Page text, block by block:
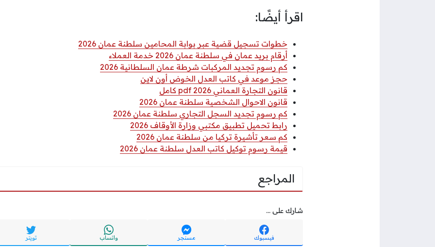
اقرأ أيضًا:
خطوات تسجيل قضية عبر بوابة المحامين سلطنة عمان 2026
أرقام بريد عمان في سلطنة عمان 2026 خدمة العملاء
كم رسوم تجديد المركبات شرطة عمان السلطانية 2026
حجز موعد في كاتب العدل الخوض أون لاين
قانون التجارة العماني 2026 pdf كامل
قانون الاحوال الشخصية سلطنة عمان 2026
كم رسوم تجديد السجل التجاري سلطنة عمان 2026
رابط تحميل تطبيق مكتبي وزارة الأوقاف 2026
كم سعر تأشيرة تركيا من سلطنة عمان 2026
قيمة رسوم توكيل كاتب العدل سلطنة عمان 2026
المراجع
شارك على ...
فيسبوك مسنجر واتساب تويتر